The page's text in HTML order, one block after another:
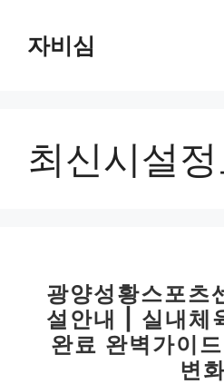
자비심
최신시설
광양성황스포츠
설안내 | 실내체
완료 완벽가이
변